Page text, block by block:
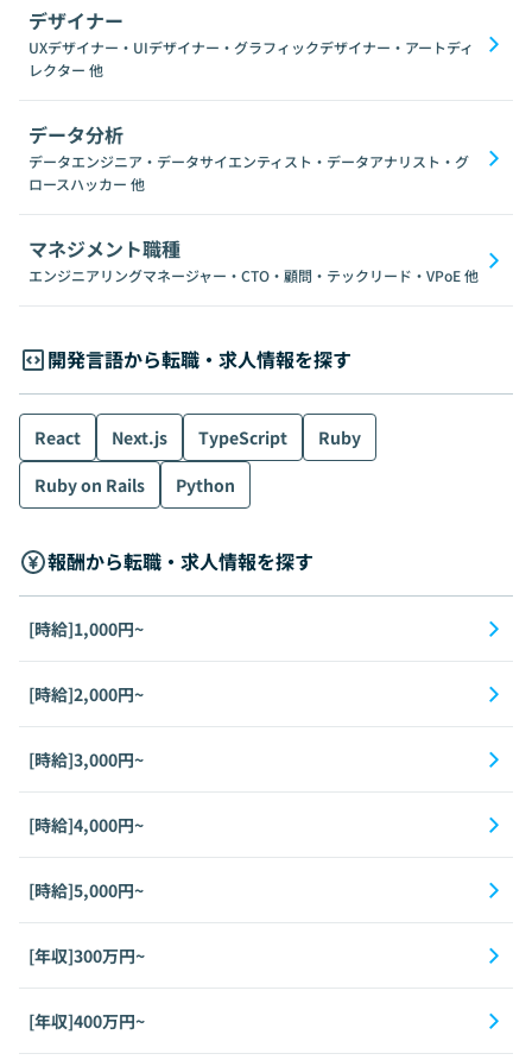
デザイナー
UXデザイナー・UIデザイナー・グラフィックデザイナー・アートディ
レクター 他
データ分析
データエンジニア・データサイエンティスト・データアナリスト・グ
ロースハッカー 他
マネジメント職種
エンジニアリングマネージャー・CTO・顧問・テックリード・VPoE他
開発言語から転職・求人情報を探す
React Next.js TypeScript
Ruby
Ruby on Rails
Python
報酬から転職・求人情報を探す
[時給]1,000円~
[時給]2,000円~
[時給]3,000円~
[時給]4,000円~
[時給]5,000円~
[年収]300万円~
[年収]400万円~